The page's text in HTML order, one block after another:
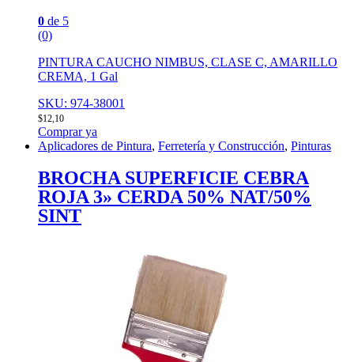
0 de 5
(0)
PINTURA CAUCHO NIMBUS, CLASE C, AMARILLO
CREMA, 1 Gal
SKU: 974-38001
$12,10
Comprar ya
Aplicadores de Pintura, Ferretería y Construcción, Pinturas
BROCHA SUPERFICIE CEBRA
ROJA 3» CERDA 50% NAT/50%
SINT